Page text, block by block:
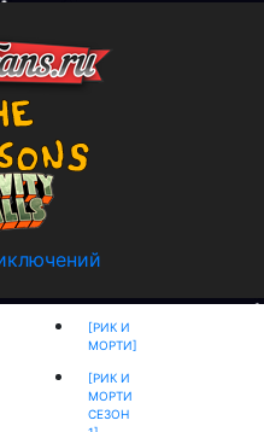
[РИК И
МОРТИ]
[РИК И
МОРТИ
СЕЗОН